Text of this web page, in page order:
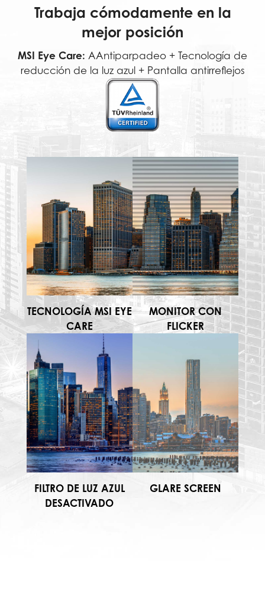
Trabaja cómodamente en la
mejor posición
MSI Eye Care: AAntiparpadeo + Tecnología de
reducción de la luz azul + Pantalla antirreflejos
TECNOLOGÍA MSI EYE
CARE
MONITOR CON
FLICKER
FILTRO DE LUZ AZUL
DESACTIVADO
GLARE SCREEN